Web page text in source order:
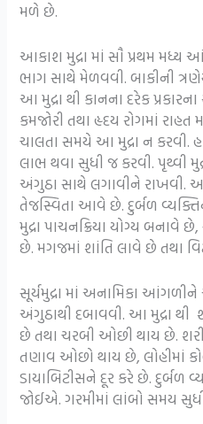
મળે છે.
આકાશ મુદ્રા માં સૌ પ્રથમ
ભાગ સાથે મેળવવી. બાકીની
આ મુદ્રા થી કાનના દરેક
કમજોરી તથા હૃદય રોગમાં
ચાલતા સમયે આ મુદ્રા ન કરવી.
લાભ થવા સુધી જ કરવી. પૃથ્વી
અંગુઠા સાથે લગાવીને રાખવી. આ
તેજસ્વિતા આવે છે. દુર્બળ
મુદ્રા પાચનક્રિયા યોગ્ય બનાવે
છે. મગજમાં શાંતિ લાવે છે તથા
સૂર્યમુદ્રા માં અનામિકા
અંગુઠાથી દબાવવી. આ મુદ્રા
છે તથા ચરબી ઓછી થાય છે.
તણાવ ઓછો થાય છે, લોહીમાં
ડાયાબિટીસને દૂર કરે છે. દુર્બળ
જોઈએ. ગરમીમાં લાંબો સમય